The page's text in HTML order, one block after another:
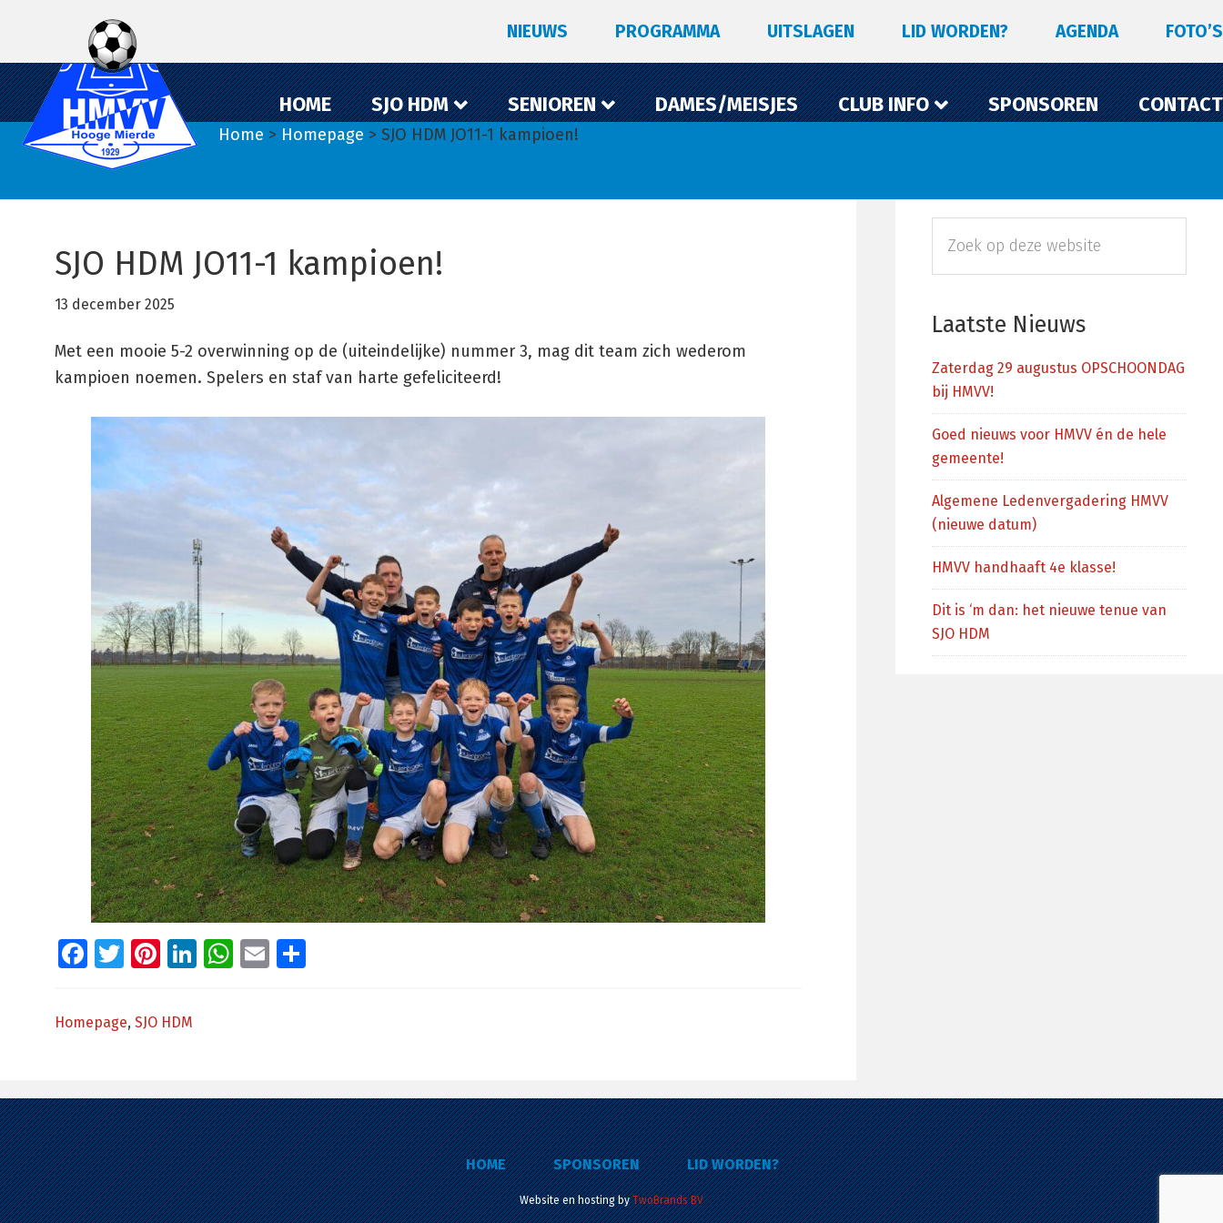
de
hoofdnavigatie
de
hoofd
inhoud
de
eerste
sidebar
NIEUWS PROGRAMMA UITSLAGEN LID WORDEN? AGENDA FOTO’S
HOME SJO HDM SENIOREN DAMES/MEISJES CLUB INFO SPONSOREN CONTACT
Home > Homepage > SJO HDM JO11-1 kampioen!
SJO HDM JO11-1 kampioen!
13 december 2025
Met een mooie 5-2 overwinning op de (uiteindelijke) nummer 3, mag dit team zich wederom
kampioen noemen. Spelers en staf van harte gefeliciteerd!
Facebook
Twitter
Pinterest
LinkedIn
WhatsApp
Email
Homepage, SJO HDM
Primaire
Sidebar
deze
Laatste Nieuws
Zaterdag 29 augustus OPSCHOONDAG
bij HMVV!
Goed nieuws voor HMVV én de hele
gemeente!
Algemene Ledenvergadering HMVV
(nieuwe datum)
HMVV handhaaft 4e klasse!
Dit is ‘m dan: het nieuwe tenue van
SJO HDM
HOME SPONSOREN LID WORDEN?
Website en hosting byTwoBrands BV